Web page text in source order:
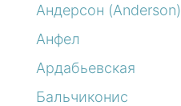
Андерсон (Anderson)
Анфел
Ардабьевская
Бальчиконис